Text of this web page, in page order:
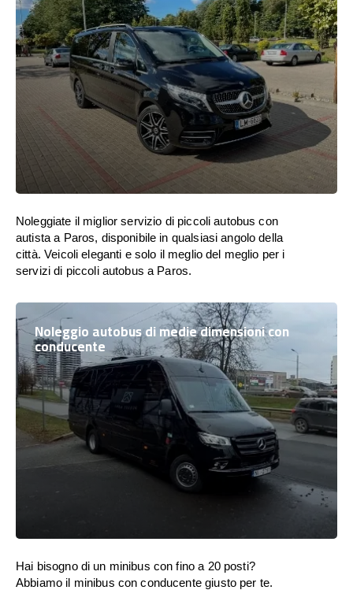
Noleggiate il miglior servizio di piccoli autobus con
autista a Paros, disponibile in qualsiasi angolo della
città. Veicoli eleganti e solo il meglio del meglio per i
servizi di piccoli autobus a Paros.
Noleggio autobus di medie dimensioni con
conducente
Hai bisogno di un minibus con fino a 20 posti?
Abbiamo il minibus con conducente giusto per te.